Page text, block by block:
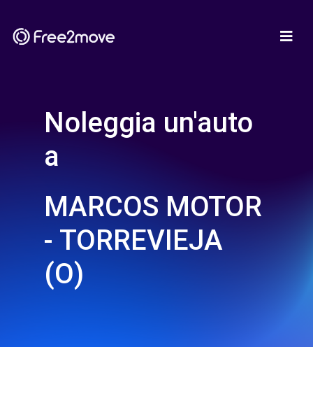
Noleggia un'auto
a
MARCOS MOTOR
- TORREVIEJA
(O)